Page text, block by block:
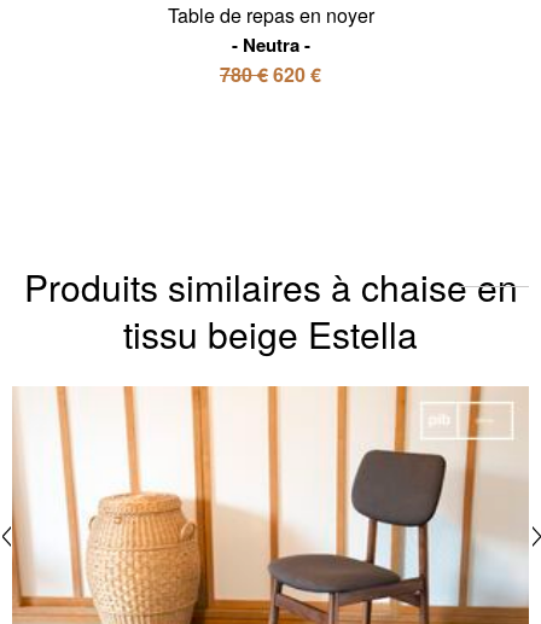
Table de repas en noyer
Neutra
780 €620 €
Produits similaires à chaise en
tissu beige Estella